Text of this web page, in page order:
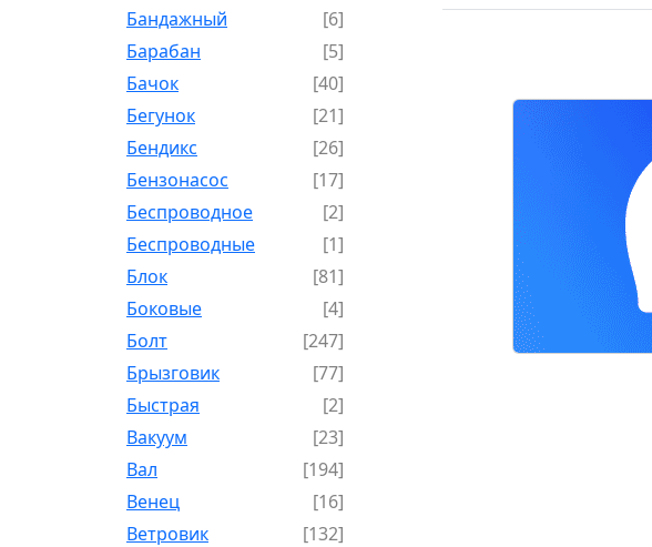
Бандажный
[6]
Барабан
[5]
Бачок
[40]
Бегунок
[21]
Бендикс
[26]
Бензонасос
[17]
Беспроводное
[2]
Беспроводные
[1]
Блок
[81]
Боковые
[4]
Болт
[247]
Брызговик
[77]
Быстрая
[2]
Вакуум
[23]
Вал
[194]
Венец
[16]
Ветровик
[132]